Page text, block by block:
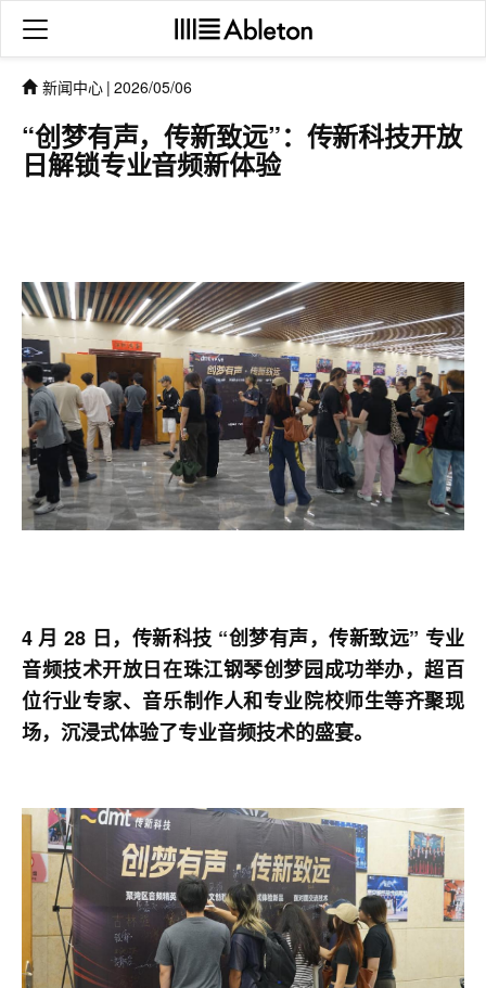
新闻中心 | 2026/05/06
“创梦有声，传新致远”：传新科技开放
日解锁专业音频新体验
4 月 28 日，传新科技 “创梦有声，传新致远” 专业
音频技术开放日在珠江钢琴创梦园成功举办，超百
位行业专家、音乐制作人和专业院校师生等齐聚现
场，沉浸式体验了专业音频技术的盛宴。